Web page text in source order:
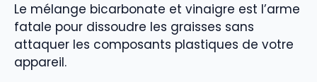
Le mélange bicarbonate et vinaigre est l’arme
fatale pour dissoudre les graisses sans
attaquer les composants plastiques de votre
appareil.